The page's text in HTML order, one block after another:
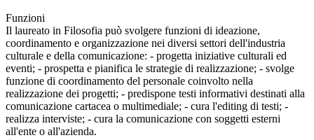
Funzioni
Il laureato in Filosofia può svolgere funzioni di ideazione,
coordinamento e organizzazione nei diversi settori dell'industria
culturale e della comunicazione: - progetta iniziative culturali ed
eventi; - prospetta e pianifica le strategie di realizzazione; - svolge
funzione di coordinamento del personale coinvolto nella
realizzazione dei progetti; - predispone testi informativi destinati alla
comunicazione cartacea o multimediale; - cura l'editing di testi; -
realizza interviste; - cura la comunicazione con soggetti esterni
all'ente o all'azienda.